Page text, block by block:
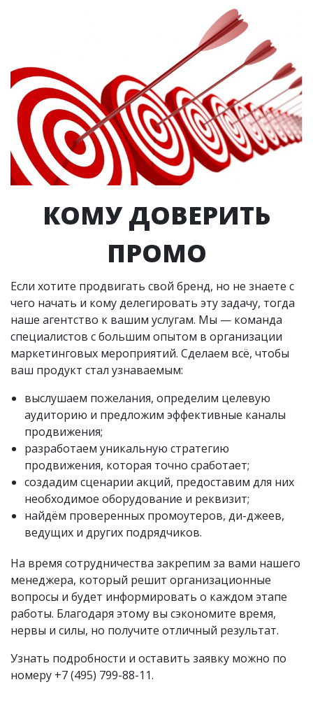
КОМУ ДОВЕРИТЬ
ПРОМО
Если хотите продвигать свой бренд, но не знаете с
чего начать и кому делегировать эту задачу, тогда
наше агентство к вашим услугам. Мы — команда
специалистов с большим опытом в организации
маркетинговых мероприятий. Сделаем всё, чтобы
ваш продукт стал узнаваемым:
выслушаем пожелания, определим целевую
аудиторию и предложим эффективные каналы
продвижения;
разработаем уникальную стратегию
продвижения, которая точно сработает;
создадим сценарии акций, предоставим для них
необходимое оборудование и реквизит;
найдём проверенных промоутеров, ди-джеев,
ведущих и других подрядчиков.
На время сотрудничества закрепим за вами нашего
менеджера, который решит организационные
вопросы и будет информировать о каждом этапе
работы. Благодаря этому вы сэкономите время,
нервы и силы, но получите отличный результат.
Узнать подробности и оставить заявку можно по
номеру +7 (495) 799-88-11.